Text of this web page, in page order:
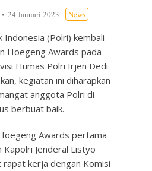
24 Januari 2023 News
Indonesia (Polri) kembali
Hoegeng Awards pada
Humas Polri Irjen Dedi
kegiatan ini diharapkan
anggota Polri di
berbuat baik.
Awards pertama
Kapolri Jenderal Listyo
kerja dengan Komisi